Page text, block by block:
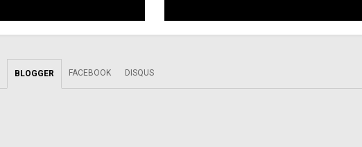
BLOGGER FACEBOOK DISQUS